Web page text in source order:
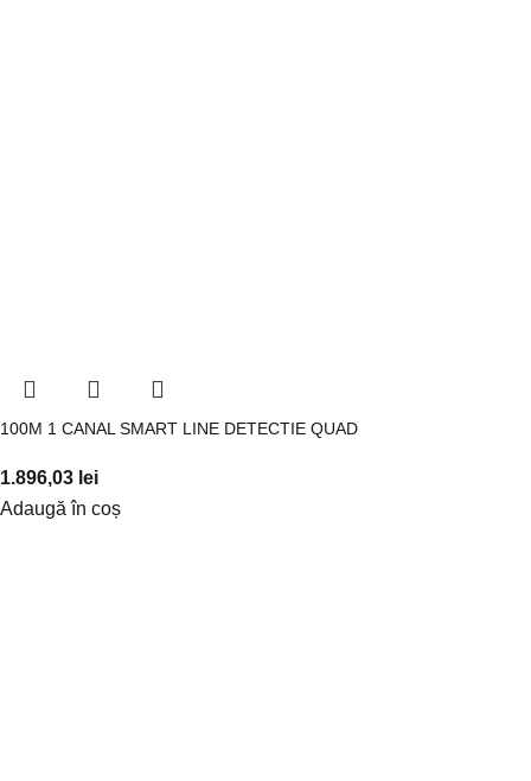
100M 1 CANAL SMART LINE DETECTIE QUAD
1.896,03 lei
Adaugă în coș